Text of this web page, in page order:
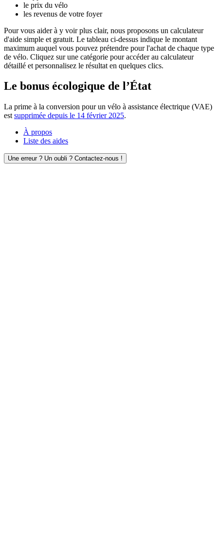
le prix du vélo
les revenus de votre foyer
Pour vous aider à y voir plus clair, nous proposons un calculateur
d'aide simple et gratuit. Le tableau ci-dessus indique le montant
maximum auquel vous pouvez prétendre pour l'achat de chaque type
de vélo. Cliquez sur une catégorie pour accéder au calculateur
détaillé et personnalisez le résultat en quelques clics.
Le bonus écologique de l’État
La prime à la conversion pour un vélo à assistance électrique (VAE)
est supprimée depuis le 14 février 2025.
À propos
Liste des aides
Une erreur ? Un oubli ? Contactez-nous !